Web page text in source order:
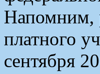
Напомним,
платного
сентября